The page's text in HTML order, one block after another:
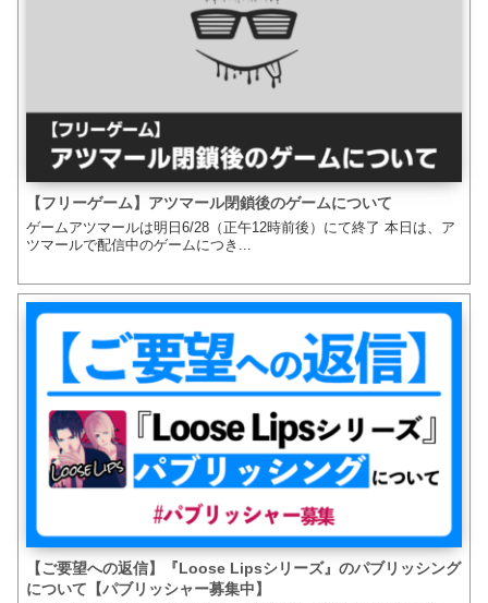
【フリーゲーム】アツマール閉鎖後のゲームについて
ゲームアツマールは明日6/28（正午12時前後）にて終了 本日は、ア
ツマールで配信中のゲームにつき...
【ご要望への返信】『Loose Lipsシリーズ』のパブリッシング
について【パブリッシャー募集中】